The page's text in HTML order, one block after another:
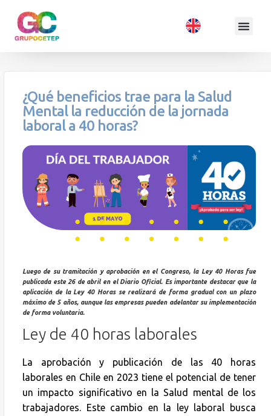
¿Qué beneficios trae para la Salud
Mental la reducción de la jornada
laboral a 40 horas?
Luego de su tramitación y aprobación en el Congreso, la Ley 40 Horas fue
publicada este 26 de abril en el Diario Oficial. Es importante destacar que la
aplicación de la Ley 40 Horas se realizará de forma gradual con un plazo
máximo de 5 años, aunque las empresas pueden adelantar su implementación
de forma voluntaria.
Ley de 40 horas laborales
La aprobación y publicación de las 40 horas
laborales en Chile en 2023 tiene el potencial de tener
un impacto significativo en la Salud mental de los
trabajadores. Este cambio en la ley laboral busca